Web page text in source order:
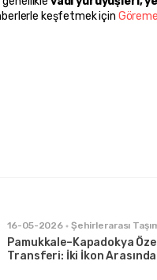
keşfetmek için
16-05-2026 Şehirlerarası
Pamukkale–Kapadokya Özel
Transferi: İki İkon Arasında